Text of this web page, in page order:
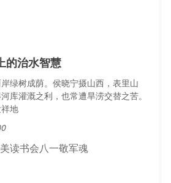
的治水智慧
绿树成荫。侯晓宁摄山西，表里山
库灌溉之利，也常遭旱涝交替之苦。
地